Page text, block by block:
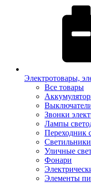
Электротовары,
Все товары
Звонки
Лампы
Переходник
Уличные
Фонари
Элементы